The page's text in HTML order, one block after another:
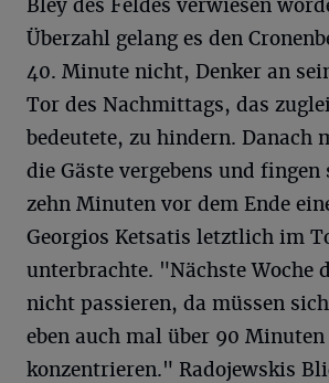
Bley des Feldes verwiesen
Überzahl gelang es den
40. Minute nicht, Denker an
Tor des Nachmittags, das
bedeutete, zu hindern. Danach
die Gäste vergebens und fingen
zehn Minuten vor dem Ende
Georgios Ketsatis letztlich im
unterbrachte. "Nächste Woche
nicht passieren, da müssen
eben auch mal über 90 Minuten
konzentrieren." Radojewskis